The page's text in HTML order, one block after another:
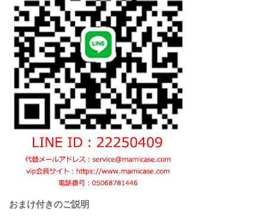
おまけ付きのご説明